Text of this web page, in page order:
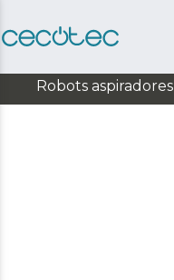
Robots aspiradores